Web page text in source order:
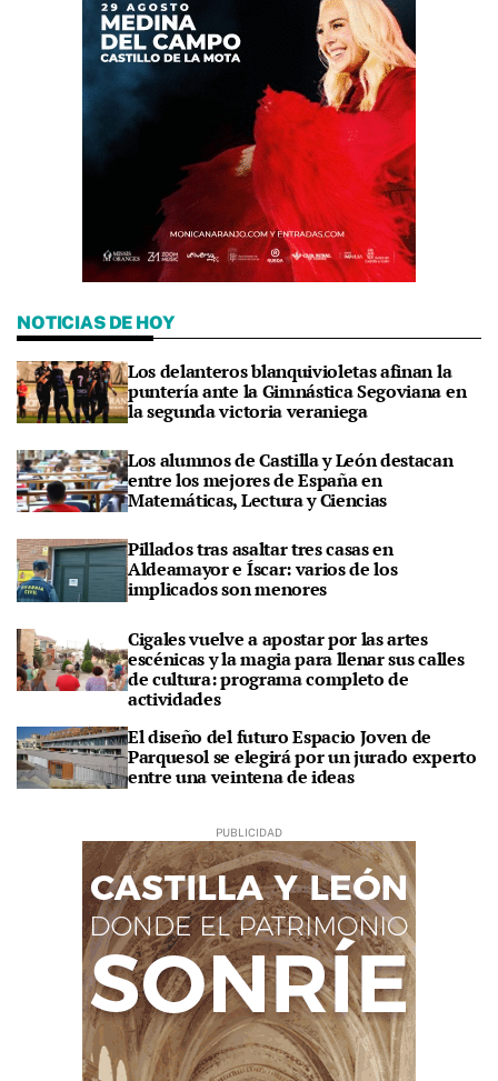
NOTICIAS DE HOY
Los delanteros blanquivioletas afinan la
puntería ante la Gimnástica Segoviana en
la segunda victoria veraniega
Los alumnos de Castilla y León destacan
entre los mejores de España en
Matemáticas, Lectura y Ciencias
Pillados tras asaltar tres casas en
Aldeamayor e Íscar: varios de los
implicados son menores
Cigales vuelve a apostar por las artes
escénicas y la magia para llenar sus calles
de cultura: programa completo de
actividades
El diseño del futuro Espacio Joven de
Parquesol se elegirá por un jurado experto
entre una veintena de ideas